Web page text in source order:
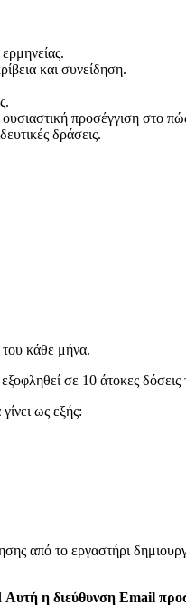
και συνείδηση.
προσέγγιση στο
δράσεις.
του κάθε μήνα.
σε 10 άτοκες
ως εξής:
από το εργαστήρι
Αυτή η διεύθυνση Email